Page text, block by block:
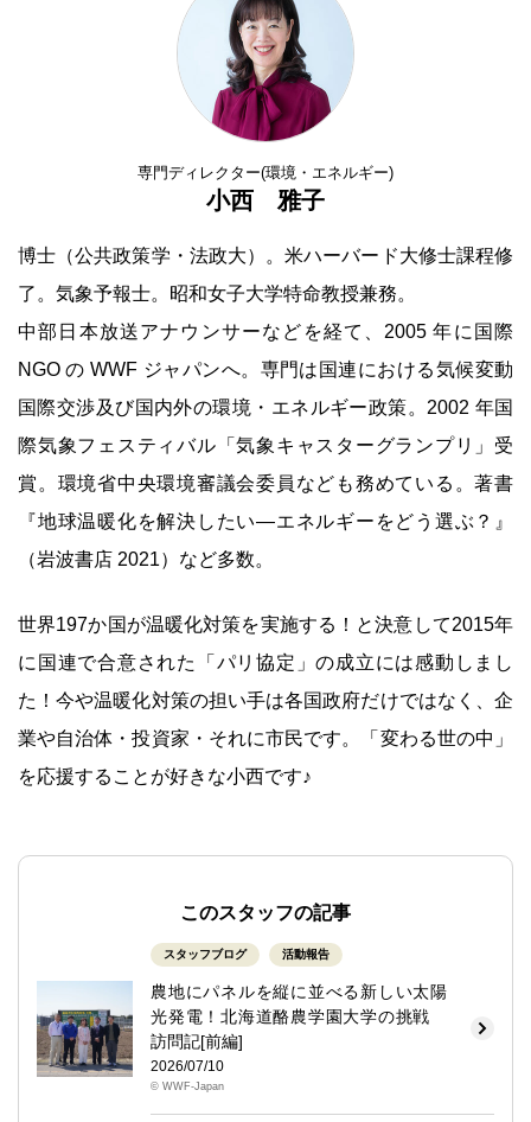
専門ディレクター(環境・エネルギー)
小西 雅子
博士（公共政策学・法政大）。米ハーバード大修士課程修
了。気象予報士。昭和女子大学特命教授兼務。
中部日本放送アナウンサーなどを経て、2005 年に国際
NGO の WWF ジャパンへ。専門は国連における気候変動
国際交渉及び国内外の環境・エネルギー政策。2002 年国
際気象フェスティバル「気象キャスターグランプリ」受
賞。環境省中央環境審議会委員なども務めている。著書
『地球温暖化を解決したい―エネルギーをどう選ぶ？』
（岩波書店 2021）など多数。
世界197か国が温暖化対策を実施する！と決意して2015年
に国連で合意された「パリ協定」の成立には感動しまし
た！今や温暖化対策の担い手は各国政府だけではなく、企
業や自治体・投資家・それに市民です。「変わる世の中」
を応援することが好きな小西です♪
このスタッフの記事
スタッフブログ 活動報告
農地にパネルを縦に並べる新しい太陽
光発電！北海道酪農学園大学の挑戦
訪問記[前編]
2026/07/10
© WWF-Japan